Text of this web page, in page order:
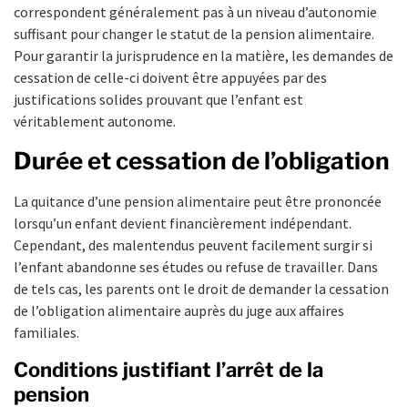
correspondent généralement pas à un niveau d’autonomie
suffisant pour changer le statut de la pension alimentaire.
Pour garantir la jurisprudence en la matière, les demandes de
cessation de celle-ci doivent être appuyées par des
justifications solides prouvant que l’enfant est
véritablement autonome.
Durée et cessation de l’obligation
La quitance d’une pension alimentaire peut être prononcée
lorsqu’un enfant devient financièrement indépendant.
Cependant, des malentendus peuvent facilement surgir si
l’enfant abandonne ses études ou refuse de travailler. Dans
de tels cas, les parents ont le droit de demander la cessation
de l’obligation alimentaire auprès du juge aux affaires
familiales.
Conditions justifiant l’arrêt de la
pension